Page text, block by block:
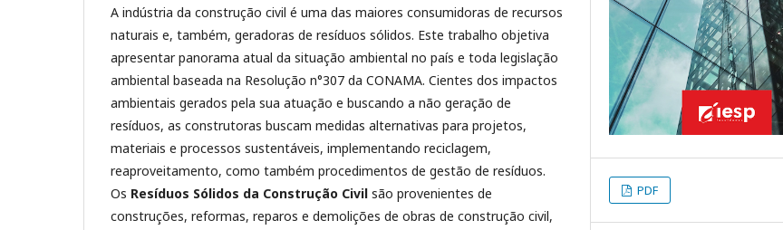
A indústria da construção civil é uma das maiores consumidoras de recursos
naturais e, também, geradoras de resíduos sólidos. Este trabalho objetiva
apresentar panorama atual da situação ambiental no país e toda legislação
ambiental baseada na Resolução n°307 da CONAMA. Cientes dos impactos
ambientais gerados pela sua atuação e buscando a não geração de
resíduos, as construtoras buscam medidas alternativas para projetos,
materiais e processos sustentáveis, implementando reciclagem,
reaproveitamento, como também procedimentos de gestão de resíduos.
Os Resíduos Sólidos da Construção Civil são provenientes de
construções, reformas, reparos e demolições de obras de construção civil,
PDF